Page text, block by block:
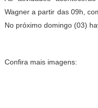
Wagner a partir das 09h,
No próximo domingo (03)
Confira mais imagens: